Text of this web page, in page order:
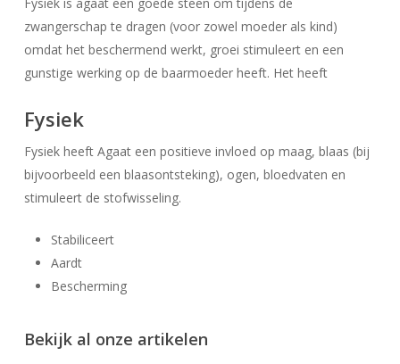
zwangerschap te dragen (voor zowel moeder als kind)
omdat het beschermend werkt, groei stimuleert en een
gunstige werking op de baarmoeder heeft. Het heeft
Fysiek
Fysiek heeft Agaat een positieve invloed op maag, blaas (bij
bijvoorbeeld een blaasontsteking), ogen, bloedvaten en
stimuleert de stofwisseling.
Stabiliceert
Aardt
Bescherming
Bekijk al onze artikelen